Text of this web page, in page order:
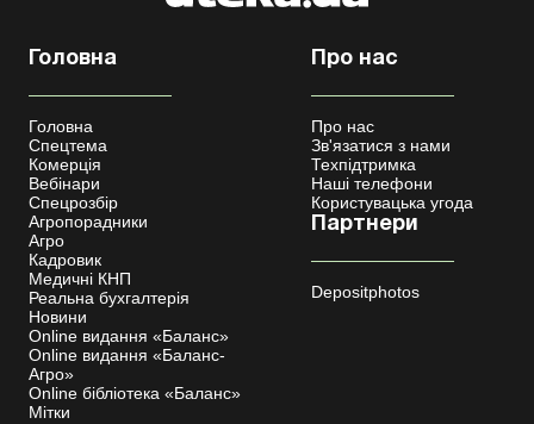
Головна
Головна
Спецтема
Комерція
Вебінари
Спецрозбір
Агропорадники
Агро
Кадровик
Медичні КНП
Реальна бухгалтерія
Новини
Online видання «Баланс»
Online видання «Баланс-
Агро»
Online бібліотека «Баланс»
Мітки
Про нас
Про нас
Зв'язатися з нами
Техпідтримка
Наші телефони
Користувацька угода
Партнери
Depositphotos